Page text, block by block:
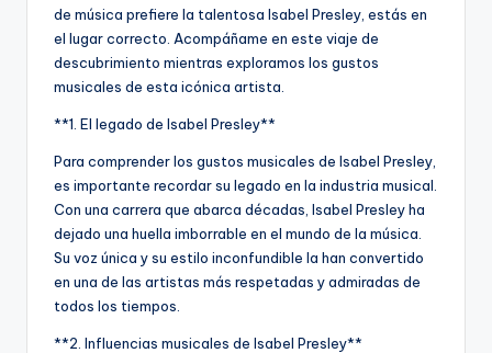
de música prefiere la talentosa Isabel Presley, estás en
el lugar correcto. Acompáñame en este viaje de
descubrimiento mientras exploramos los gustos
musicales de esta icónica artista.
**1. El legado de Isabel Presley**
Para comprender los gustos musicales de Isabel Presley,
es importante recordar su legado en la industria musical.
Con una carrera que abarca décadas, Isabel Presley ha
dejado una huella imborrable en el mundo de la música.
Su voz única y su estilo inconfundible la han convertido
en una de las artistas más respetadas y admiradas de
todos los tiempos.
**2. Influencias musicales de Isabel Presley**